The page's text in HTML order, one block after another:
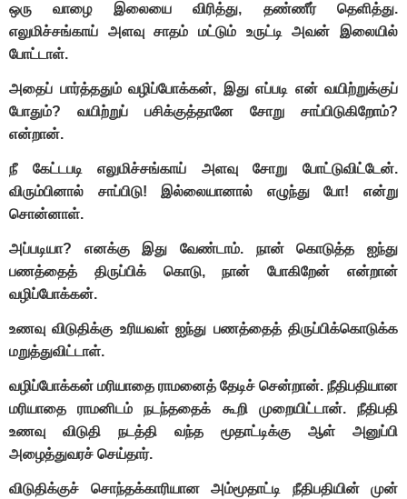
ஒரு வாழை இலையை விரித்து, தண்ணீர் தெளித்து.
எலுமிச்சங்காய் அளவு சாதம் மட்டும் உருட்டி அவன் இலையில்
போட்டாள்.
அதைப் பார்த்ததும் வழிப்போக்கன், இது எப்படி என் வயிற்றுக்குப்
போதும்? வயிற்றுப் பசிக்குத்தானே சோறு சாப்பிடுகிறோம்?
என்றான்.
நீ கேட்டபடி எலுமிச்சங்காய் அளவு சோறு போட்டுவிட்டேன்.
விரும்பினால் சாப்பிடு! இல்லையானால் எழுந்து போ! என்று
சொன்னாள்.
அப்படியா? எனக்கு இது வேண்டாம். நான் கொடுத்த ஐந்து
பணத்தைத் திருப்பிக் கொடு, நான் போகிறேன் என்றான்
வழிப்போக்கன்.
உணவு விடுதிக்கு உரியவள் ஐந்து பணத்தைத் திருப்பிக்கொடுக்க
மறுத்துவிட்டாள்.
வழிப்போக்கன் மரியாதை ராமனைத் தேடிச் சென்றான். நீதிபதியான
மரியாதை ராமனிடம் நடந்ததைக் கூறி முறையிட்டான். நீதிபதி
உணவு விடுதி நடத்தி வந்த மூதாட்டிக்கு ஆள் அனுப்பி
அழைத்துவரச் செய்தார்.
விடுதிக்குச் சொந்தக்காரியான அம்மூதாட்டி நீதிபதியின் முன்